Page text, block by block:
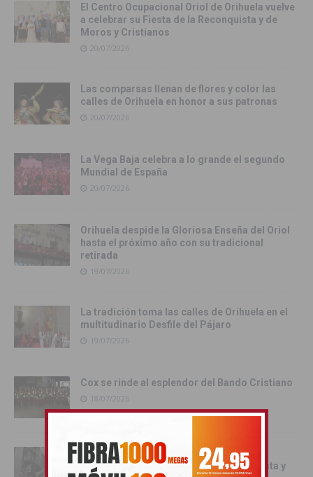
El Centro Ocupacional Oriol de Orihuela vuelve
a celebrar su Fiesta de la Reconquista y de
Moros y Cristianos
20/07/2026
Las comparsas llenan de flores y color las
calles de Orihuela en honor a sus patronas
20/07/2026
La Vega Baja celebra a lo grande el segundo
Mundial de España
20/07/2026
Orihuela despide la Gloriosa Enseña del Oriol
hasta el próximo año con su tradicional
retirada
19/07/2026
La tradición toma las calles de Orihuela en el
multitudinario Desfile del Pájaro
19/07/2026
Cox se rinde al esplendor del Bando Cristiano
18/07/2026
Orihuela inicia los actos oficiales de sus
Fiestas con el traslado de las Santas Justa y